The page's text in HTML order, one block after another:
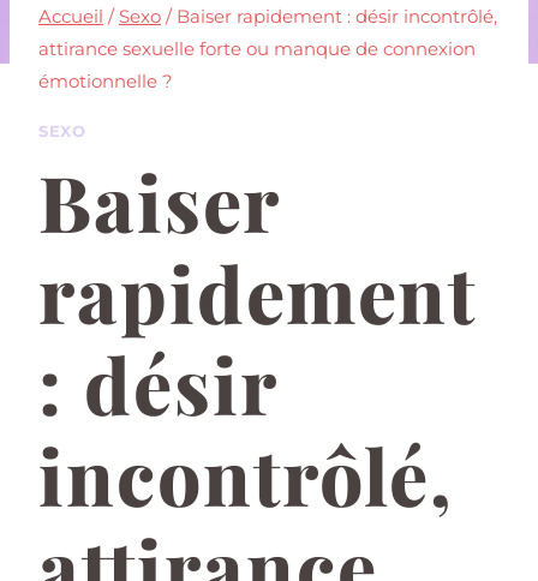
Accueil / Sexo / Baiser rapidement : désir incontrôlé,
attirance sexuelle forte ou manque de connexion
émotionnelle ?
SEXO
Baiser
rapidement
: désir
incontrôlé,